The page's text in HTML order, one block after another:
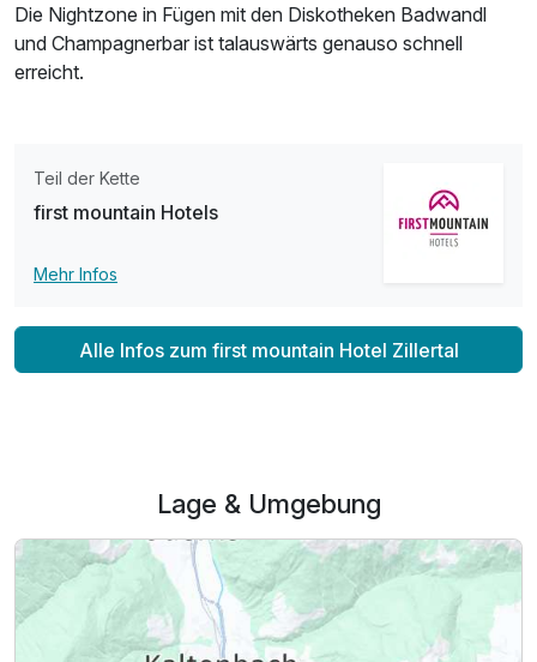
Die Nightzone in Fügen mit den Diskotheken Badwandl
und Champagnerbar ist talauswärts genauso schnell
erreicht.
Teil der Kette
first mountain Hotels
Mehr Infos
Alle Infos zum first mountain Hotel Zillertal
Lage & Umgebung